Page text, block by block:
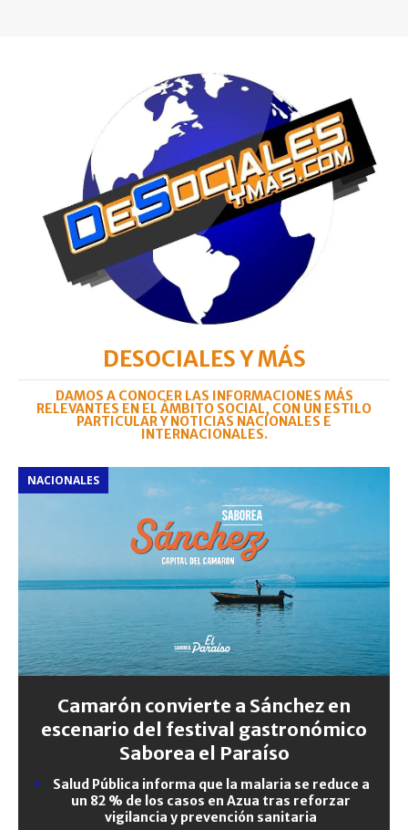
DESOCIALES Y MÁS
DAMOS A CONOCER LAS INFORMACIONES MÁS
RELEVANTES EN EL ÁMBITO SOCIAL, CON UN ESTILO
PARTICULAR Y NOTICIAS NACIONALES E
INTERNACIONALES.
NACIONALES
Camarón convierte a Sánchez en
escenario del festival gastronómico
Saborea el Paraíso
Salud Pública informa que la malaria se reduce a
un 82 % de los casos en Azua tras reforzar
vigilancia y prevención sanitaria